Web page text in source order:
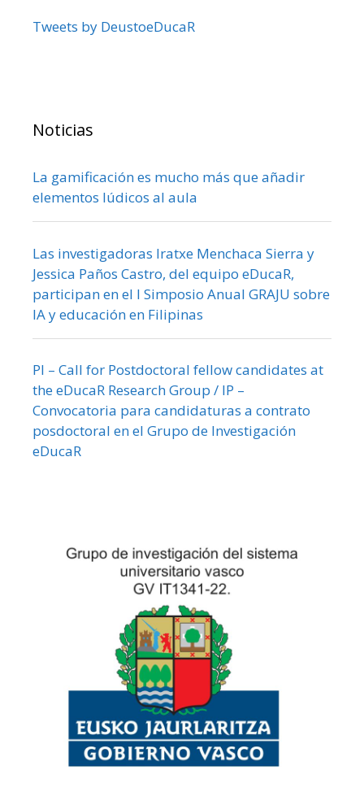
Tweets by DeustoeDucaR
Noticias
La gamificación es mucho más que añadir
elementos lúdicos al aula
Las investigadoras Iratxe Menchaca Sierra y
Jessica Paños Castro, del equipo eDucaR,
participan en el I Simposio Anual GRAJU sobre
IA y educación en Filipinas
PI – Call for Postdoctoral fellow candidates at
the eDucaR Research Group / IP –
Convocatoria para candidaturas a contrato
posdoctoral en el Grupo de Investigación
eDucaR